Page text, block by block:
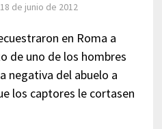
18 de junio de 2012
en Roma a
de uno de los hombres
negativa del abuelo a
los captores le cortasen